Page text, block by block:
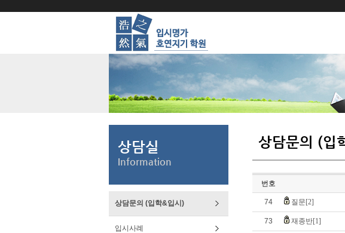
상담실
Information
상담문의 (입학&입시)
입시사례
상담문의 (입
번호
74 질문[2]
73 재종반[1]